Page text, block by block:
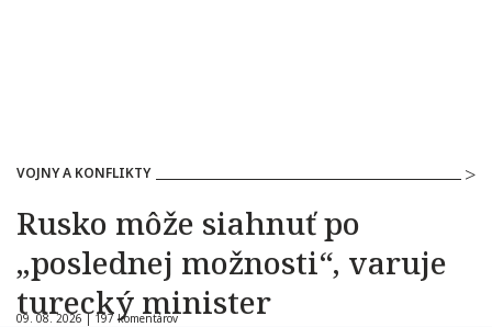
VOJNY A KONFLIKTY
Rusko môže siahnuť po
„poslednej možnosti“, varuje
turecký minister
09. 08. 2026 | 197 komentárov